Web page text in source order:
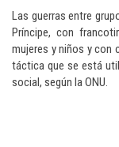
Las guerras entre
Príncipe, con
mujeres y niños y con
táctica que se está
social, según la ONU.